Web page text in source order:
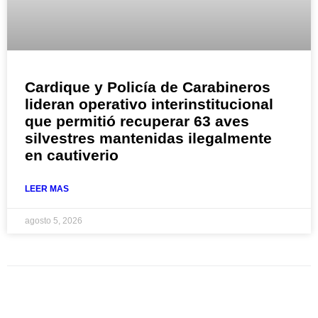
Cardique y Policía de Carabineros
lideran operativo interinstitucional
que permitió recuperar 63 aves
silvestres mantenidas ilegalmente
en cautiverio
LEER MAS
agosto 5, 2026